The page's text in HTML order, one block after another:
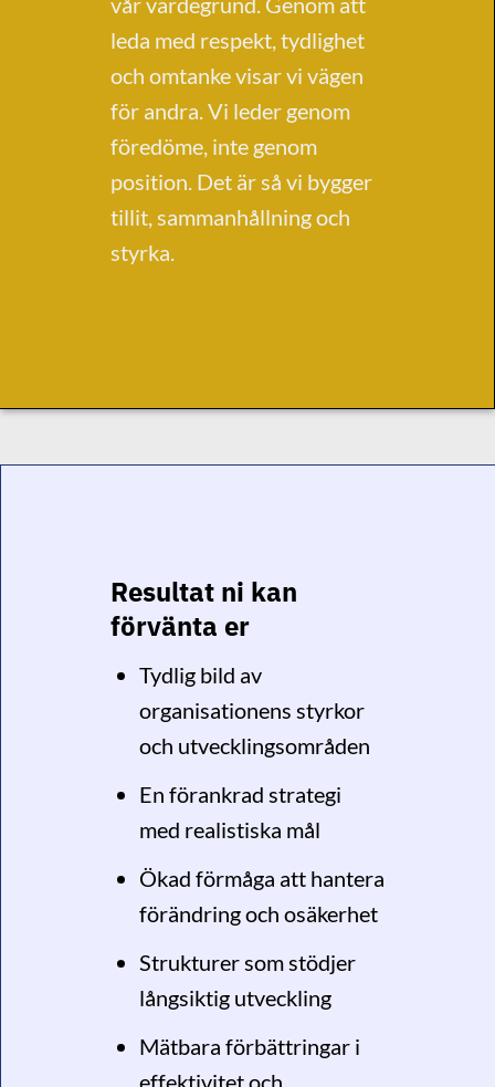
leda med respekt, tydlighet
och omtanke visar vi vägen
för andra. Vi leder genom
föredöme, inte genom
position. Det är så vi bygger
tillit, sammanhållning och
styrka.
Resultat ni kan
förvänta er
Tydlig bild av
organisationens styrkor
och utvecklingsområden
En förankrad strategi
med realistiska mål
Ökad förmåga att hantera
förändring och osäkerhet
Strukturer som stödjer
långsiktig utveckling
Mätbara förbättringar i
effektivitet och